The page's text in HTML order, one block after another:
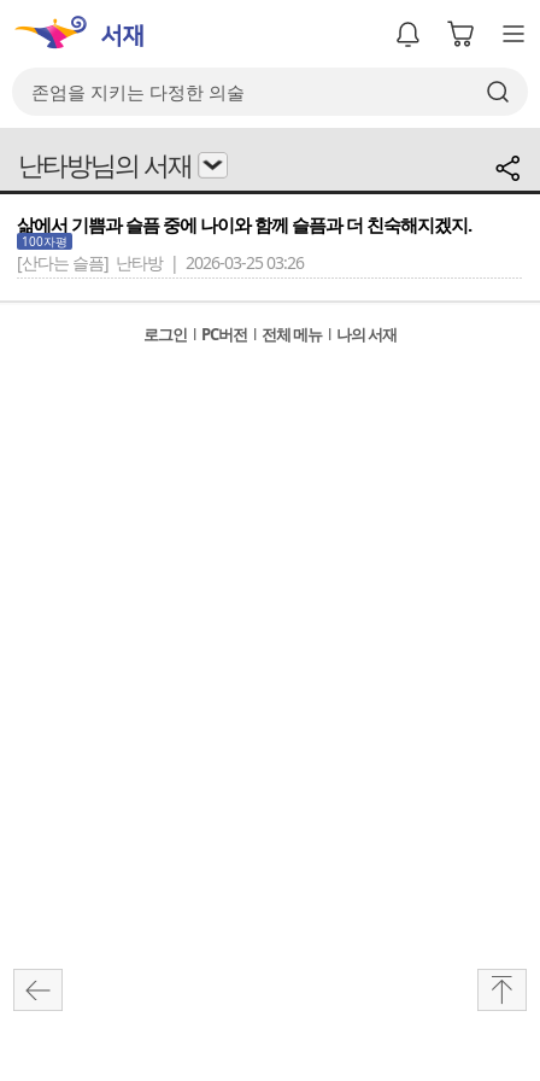
난타방님의 서재
삶에서 기쁨과 슬픔 중에 나이와 함께 슬픔과 더 친숙해지겠지.
100자평
[산다는 슬픔] 난타방 | 2026-03-25 03:26
로그인 l PC버전 l 전체 메뉴 l 나의 서재